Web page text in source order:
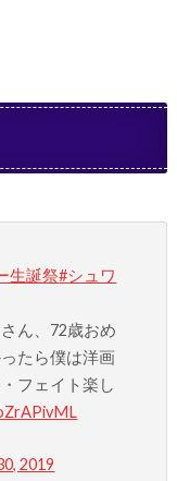
生誕祭#シュワ
ん、72歳おめ
たら僕は洋画
フェイト楽し
2019